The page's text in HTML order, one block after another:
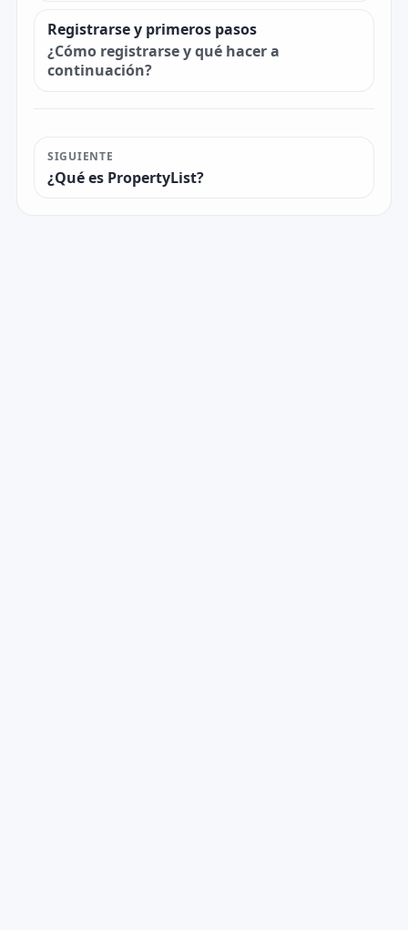
Registrarse y primeros pasos
¿Cómo registrarse y qué hacer a
continuación?
SIGUIENTE
¿Qué es PropertyList?